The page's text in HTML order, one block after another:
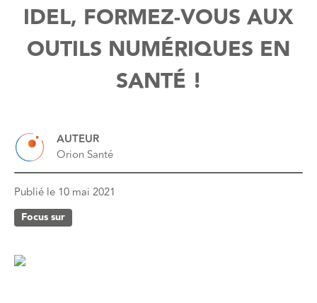
IDEL, FORMEZ-VOUS AUX
OUTILS NUMÉRIQUES EN
SANTÉ !
AUTEUR
Orion Santé
Publié le 10 mai 2021
Focus sur